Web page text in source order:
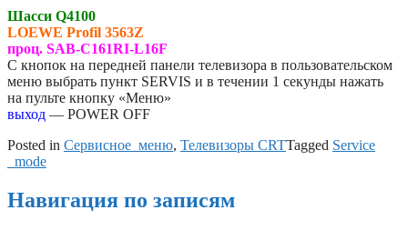
Шасси Q4100
LOEWE Profil 3563Z
проц. SAB-C161RI-L16F
С кнопок на передней панели телевизора в пользовательском
меню выбрать пункт SERVIS и в течении 1 секунды нажать
на пульте кнопку «Меню»
выход — POWER OFF
Posted in Сервисное_меню, Телевизоры CRTTagged Service
_mode
Навигация по записям